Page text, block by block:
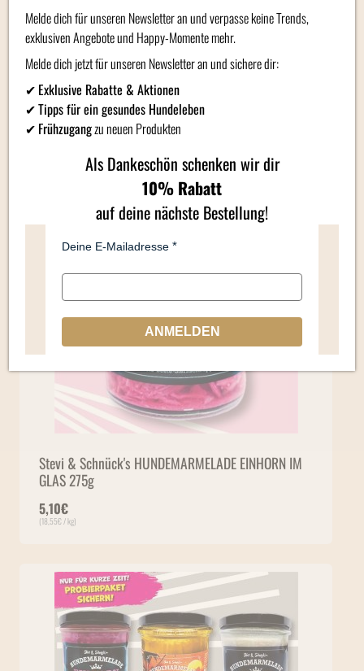
Zusätzliche Informationen
Produktbewertung (0)
Ähnliche Produkte
Stevi & Schnück's HUNDEMARMELADE ​EINHORN IM
GLAS 275g
5,10€
(18,55€ / kg)
Melde dich für unseren Newsletter an und verpasse keine Trends,
exklusiven Angebote und Happy-Momente mehr.
Melde dich jetzt für unseren Newsletter an und sichere dir:
✔ Exklusive Rabatte & Aktionen
✔Tipps für ein gesundes Hundeleben
✔ Frühzugangzu neuen Produkten
Als Dankeschön schenken wir dir
10% Rabatt
auf deine nächste Bestellung!
Deine E-Mailadresse
ANMELDEN